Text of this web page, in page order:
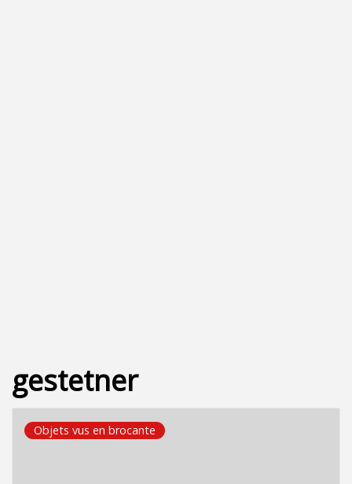
gestetner
Objets vus en brocante